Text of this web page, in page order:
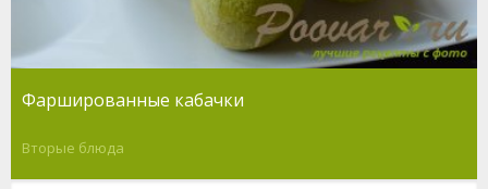
Фаршированные кабачки
Вторые блюда